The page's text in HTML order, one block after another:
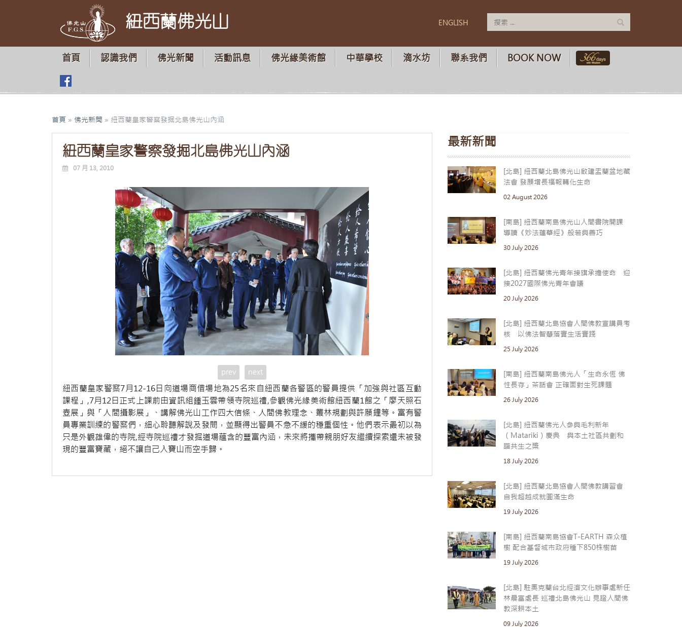
紐西蘭佛光山 ENGLISH
首頁 認識我們 佛光新聞 活動訊息 佛光緣美術館 中華學校 滴水坊 聯系我們 BOOK NOW
首頁 » 佛光新聞 » 紐西蘭皇家警察發掘北島佛光山內涵
紐西蘭皇家警察發掘北島佛光山內涵
07 月 13, 2010
prev next
紐西蘭皇家警察7月12-16日向道場商借場地為25名來自紐西蘭各警區的警員提供「加強與社區互動
課程」,7月12日正式上課前由資訊組鍾玉雲帶領寺院巡禮,參觀佛光緣美術館紐西蘭1館之「廖天照石
壺展」與「人間攝影展」、講解佛光山工作四大信條、人間佛教理念、叢林規劃與許願鐘等。富有警
員專業訓練的警察們，細心聆聽解說及發問，並顯得出警員不急不緩的穩重個性。他們表示最初以為
只是外觀雄偉的寺院,經寺院巡禮才發掘道場蘊含的豐富內涵，未來將攜帶親朋好友繼續探索還未被發
現的豐富寶藏，絕不讓自己入寶山而空手歸。
最新新聞
[北島] 紐西蘭北島佛光山啟建盂蘭盆地藏
法會 發願增長福報轉化生命
02 August 2026
[南島] 紐西蘭南島佛光山人間書院開課
導讀《妙法蓮華經》般若與善巧
30 July 2026
[北島] 紐西蘭佛光青年接旗承擔使命 迎
接2027國際佛光青年會議
20 July 2026
[北島] 紐西蘭北島協會人間佛教宣講員考
核 以佛法智慧落實生活實踐
25 July 2026
[南島] 紐西蘭南島佛光人「生命永恆 佛
性長存」茶話會 正確面對生死課題
26 July 2026
[北島] 紐西蘭佛光人參與毛利新年
（Matariki）慶典 與本土社區共劃和
諧共生之槳
18 July 2026
[北島] 紐西蘭北島協會人間佛教講習會
自我超越成就圓滿生命
19 July 2026
[南島] 紐西蘭南島協會T-EARTH 森众植
樹 配合基督城市政府種下850株樹苗
19 July 2026
[北島] 駐奧克蘭台北經濟文化辦事處新任
林晨富處長 巡禮北島佛光山 見證人間佛
教深耕本土
09 July 2026